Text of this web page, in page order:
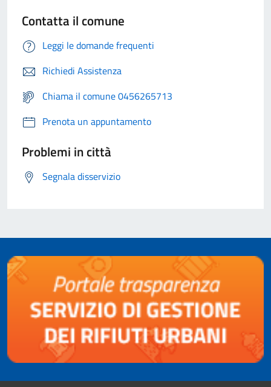
Contatta il comune
Leggi le domande frequenti
Richiedi Assistenza
Chiama il comune 0456265713
Prenota un appuntamento
Problemi in città
Segnala disservizio